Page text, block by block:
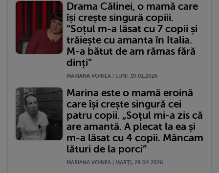
Drama Călinei, o mamă care
își crește singură copiii.
“Soțul m-a lăsat cu 7 copii și
trăiește cu amanta în Italia.
M-a bătut de am rămas fără
dinți”
MARIANA VOINEA | LUNI, 19.01.2026
Marina este o mamă eroină
care își crește singură cei
patru copii. „Soțul mi-a zis că
are amantă. A plecat la ea și
m-a lăsat cu 4 copii. Mâncam
lături de la porci”
MARIANA VOINEA | MARŢI, 28.04.2026